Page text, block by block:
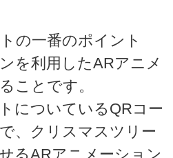
の一番のポイント
を利用したARアニメ
ことです。
についているQRコー
、クリスマスツリー
るARアニメーション